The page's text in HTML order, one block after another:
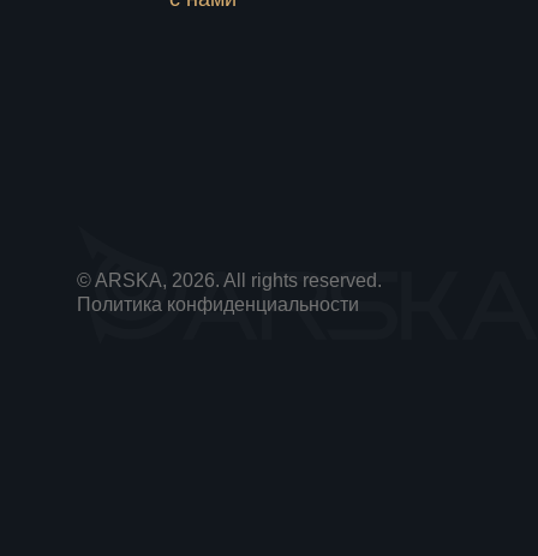
© ARSKA, 2026. All rights reserved.
Политика конфиденциальности